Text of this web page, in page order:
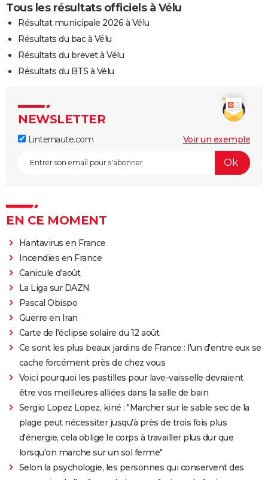
Tous les résultats officiels à Vélu
Résultat municipale 2026 à Vélu
Résultats du bac à Vélu
Résultats du brevet à Vélu
Résultats du BTS à Vélu
NEWSLETTER
Linternaute.com Voir un exemple
EN CE MOMENT
Hantavirus en France
Incendies en France
Canicule d'août
La Liga sur DAZN
Pascal Obispo
Guerre en Iran
Carte de l'éclipse solaire du 12 août
Ce sont les plus beaux jardins de France : l'un d'entre eux se
cache forcément près de chez vous
Voici pourquoi les pastilles pour lave-vaisselle devraient
être vos meilleures alliées dans la salle de bain
Sergio Lopez Lopez, kiné : "Marcher sur le sable sec de la
plage peut nécessiter jusqu'à près de trois fois plus
d'énergie, cela oblige le corps à travailler plus dur que
lorsqu'on marche sur un sol ferme"
Selon la psychologie, les personnes qui conservent des